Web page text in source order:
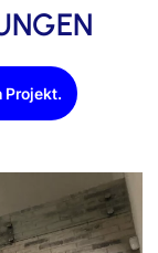
Projekt.